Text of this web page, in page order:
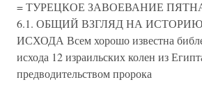
= ТУРЕЦКОЕ ЗАВОЕВАНИЕ
6.1. ОБЩИЙ ВЗГЛЯД НА
ИСХОДА Всем хорошо известна
исхода 12 израильских колен из
предводительством пророка